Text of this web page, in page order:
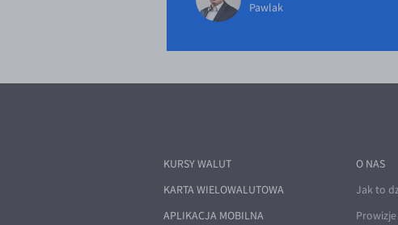
Pawlak
KURSY WALUT
KARTA WIELOWALUTOWA
APLIKACJA MOBILNA
O NAS
Jak to